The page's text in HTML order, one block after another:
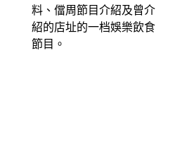
料、儅周節目介紹及曾介
紹的店址的一档娛樂飲食
節目。